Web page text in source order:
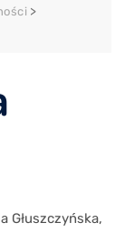
>
Głuszczyńska,